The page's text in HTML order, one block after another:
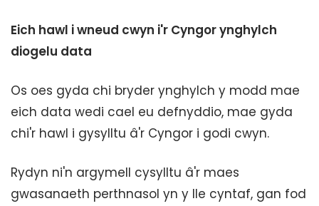
Eich hawl i wneud cwyn i'r Cyngor ynghylch
diogelu data
Os oes gyda chi bryder ynghylch y modd mae
eich data wedi cael eu defnyddio, mae gyda
chi'r hawl i gysylltu â'r Cyngor i godi cwyn.
Rydyn ni'n argymell cysylltu â'r maes
gwasanaeth perthnasol yn y lle cyntaf, gan fod